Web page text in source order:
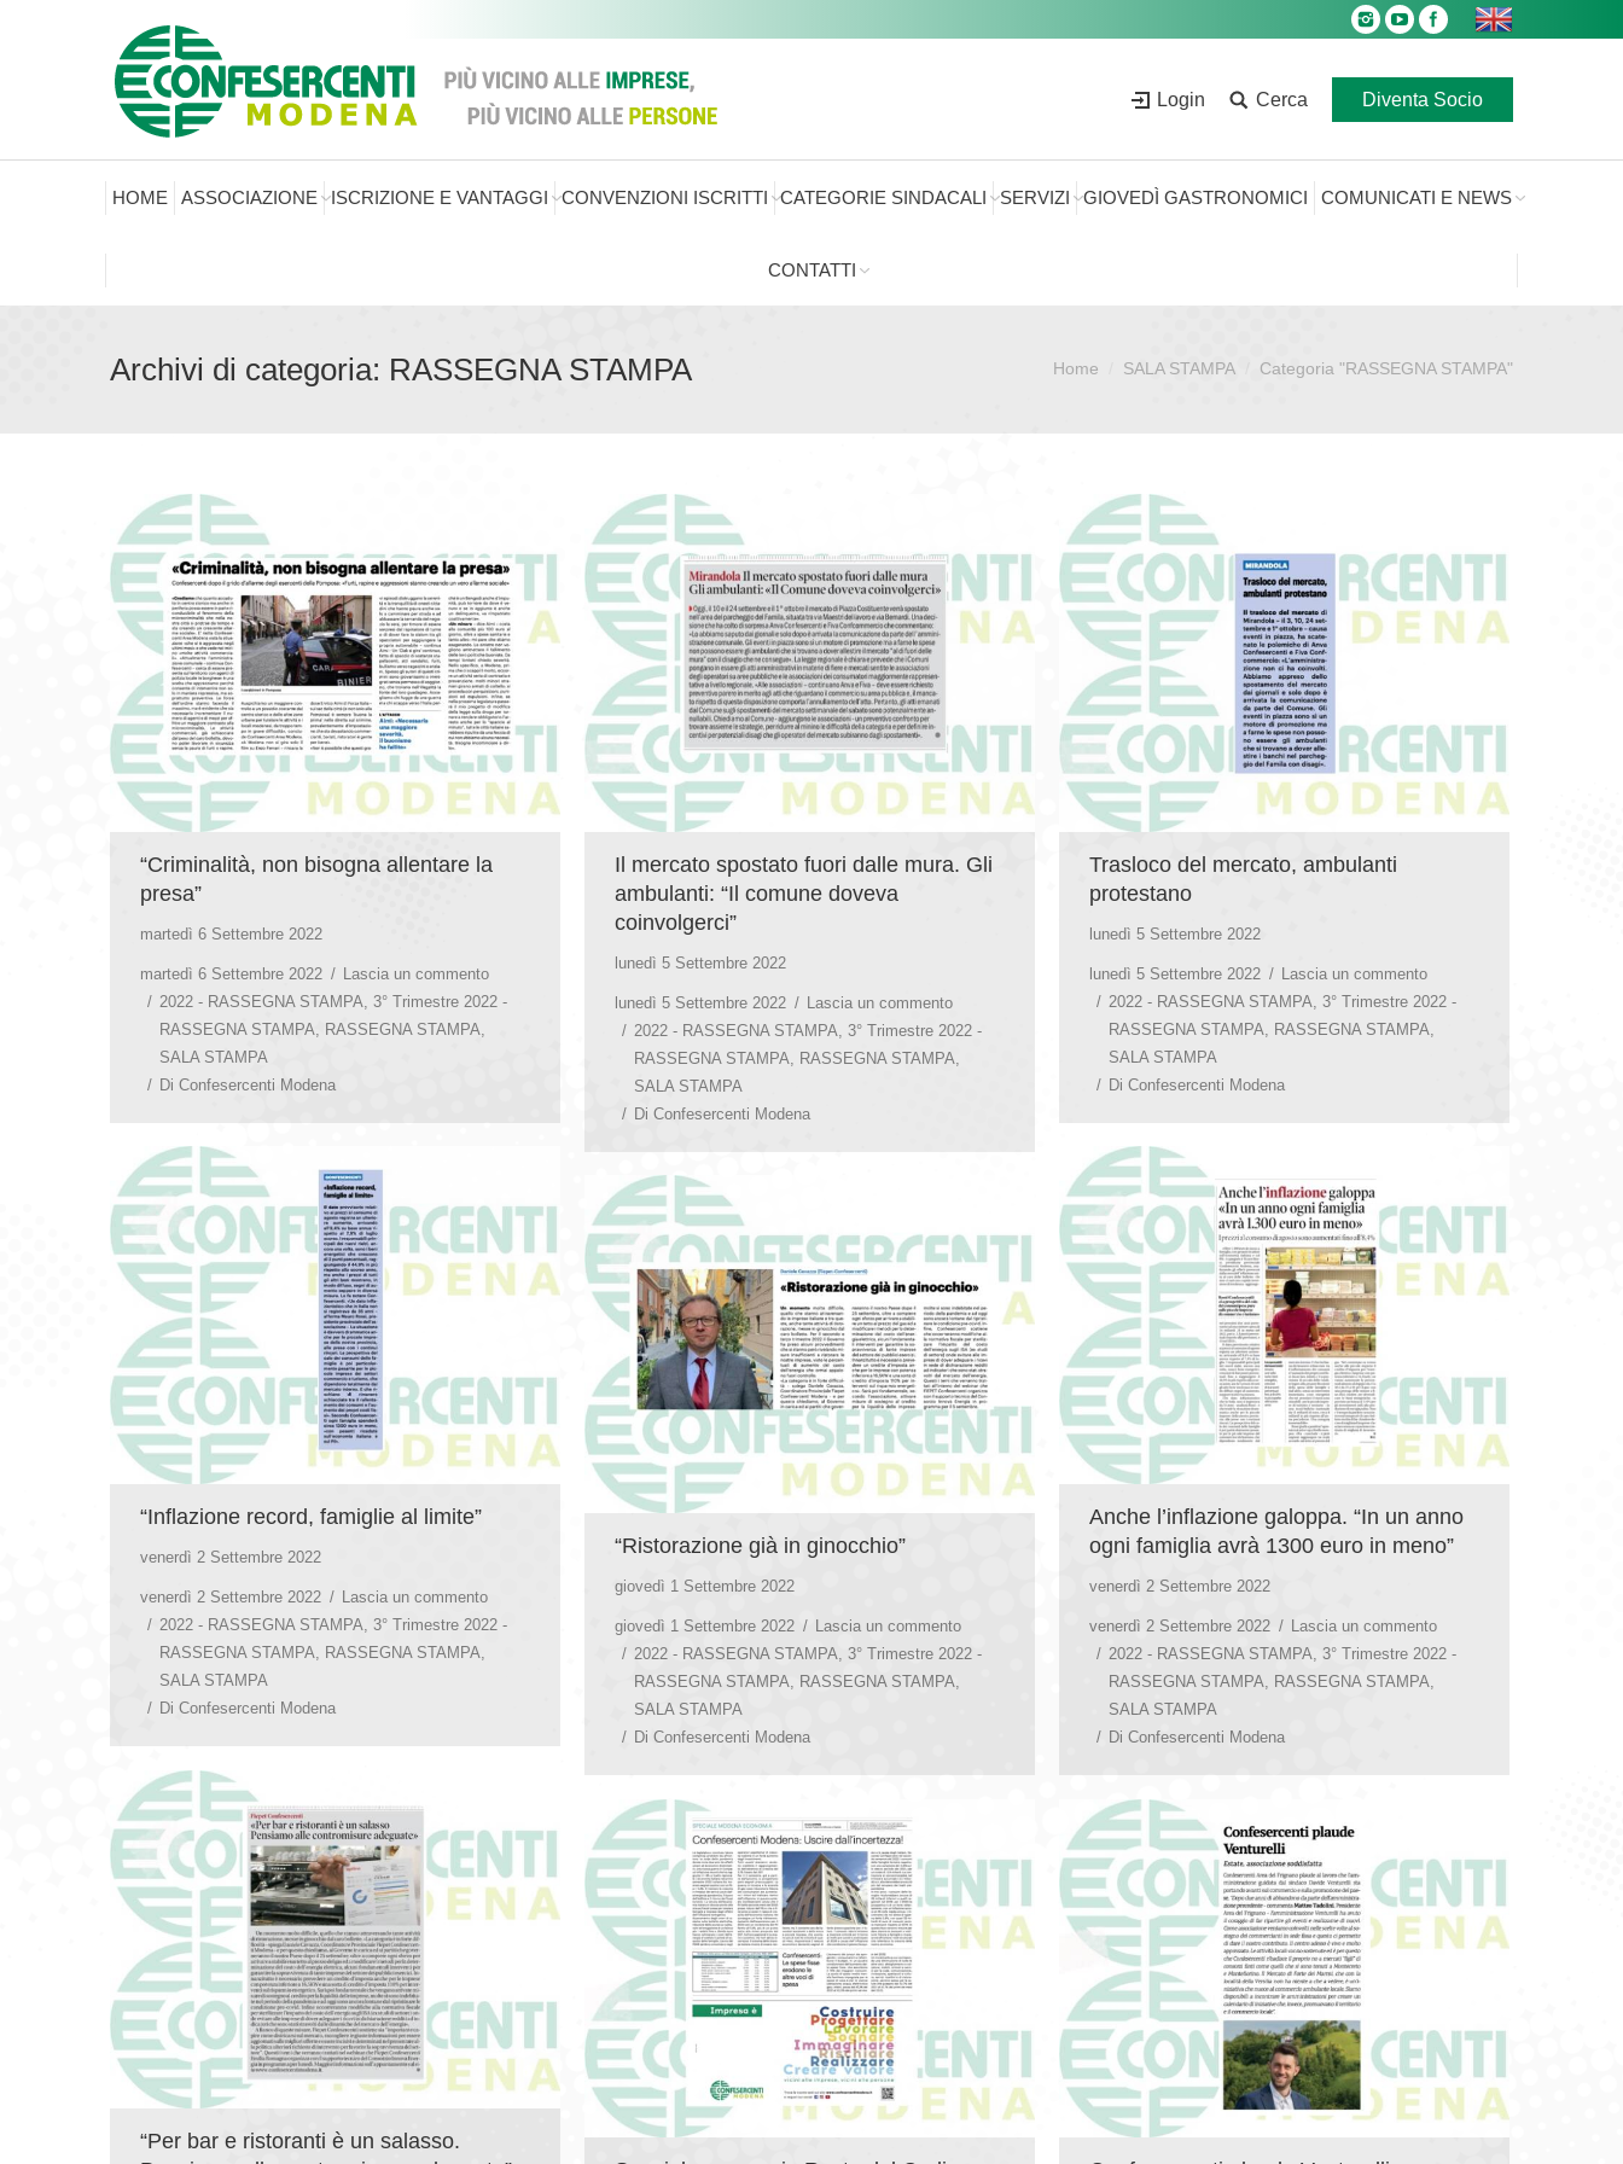
Login Cerca Diventa Socio
HOME ASSOCIAZIONE ISCRIZIONE E VANTAGGI CONVENZIONI ISCRITTI CATEGORIE SINDACALI SERVIZI GIOVEDÌ GASTRONOMICI COMUNICATI E NEWS
CONTATTI
Archivi di categoria: RASSEGNA STAMPA Home SALA STAMPA Categoria "RASSEGNA STAMPA"
“Criminalità, non bisogna allentare la
presa”
martedì 6 Settembre 2022
martedì 6 Settembre 2022
Lascia un commento
2022 - RASSEGNA STAMPA
3° Trimestre 2022 -
RASSEGNA STAMPA
RASSEGNA STAMPA
SALA STAMPA
Di Confesercenti Modena
Il mercato spostato fuori dalle mura. Gli
ambulanti: “Il comune doveva
coinvolgerci”
lunedì 5 Settembre 2022
lunedì 5 Settembre 2022
Lascia un commento
2022 - RASSEGNA STAMPA
3° Trimestre 2022 -
RASSEGNA STAMPA
RASSEGNA STAMPA
SALA STAMPA
Di Confesercenti Modena
Trasloco del mercato, ambulanti
protestano
lunedì 5 Settembre 2022
lunedì 5 Settembre 2022
Lascia un commento
2022 - RASSEGNA STAMPA
3° Trimestre 2022 -
RASSEGNA STAMPA
RASSEGNA STAMPA
SALA STAMPA
Di Confesercenti Modena
“Inflazione record, famiglie al limite”
venerdì 2 Settembre 2022
venerdì 2 Settembre 2022
Lascia un commento
2022 - RASSEGNA STAMPA
3° Trimestre 2022 -
RASSEGNA STAMPA
RASSEGNA STAMPA
SALA STAMPA
Di Confesercenti Modena
Anche l’inflazione galoppa. “In un anno
ogni famiglia avrà 1300 euro in meno”
venerdì 2 Settembre 2022
venerdì 2 Settembre 2022
Lascia un commento
2022 - RASSEGNA STAMPA
3° Trimestre 2022 -
RASSEGNA STAMPA
RASSEGNA STAMPA
SALA STAMPA
Di Confesercenti Modena
“Ristorazione già in ginocchio”
giovedì 1 Settembre 2022
giovedì 1 Settembre 2022
Lascia un commento
2022 - RASSEGNA STAMPA 3° Trimestre 2022 -
RASSEGNA STAMPA
RASSEGNA STAMPA
SALA STAMPA
Di Confesercenti Modena
“Per bar e ristoranti è un salasso.